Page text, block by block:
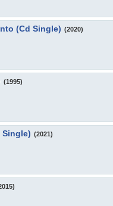
(Cd Single) (2020)
(1995)
Single) (2021)